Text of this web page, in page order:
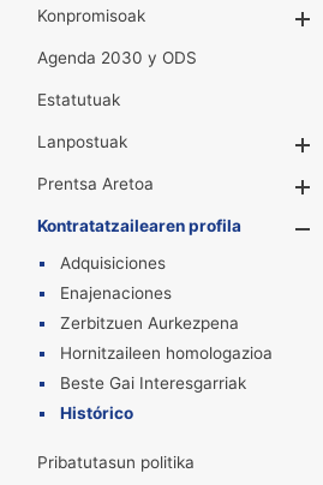
Konpromisoak
Agenda 2030 y ODS
Estatutuak
Lanpostuak
Prentsa Aretoa
Kontratatzailearen profila
Adquisiciones
Enajenaciones
Zerbitzuen Aurkezpena
Hornitzaileen homologazioa
Beste Gai Interesgarriak
Histórico
Pribatutasun politika